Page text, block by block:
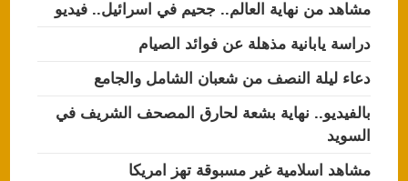
مشاهد من نهاية العالم.. جحيم في اسرائيل.. فيديو
دراسة يابانية مذهلة عن فوائد الصيام
دعاء ليلة النصف من شعبان الشامل والجامع
بالفيديو.. نهاية بشعة لحارق المصحف الشريف في
السويد
مشاهد اسلامية غير مسبوقة تهز امريكا